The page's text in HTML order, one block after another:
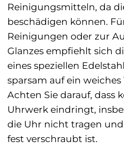
Reinigungsmitteln, da
beschädigen können.
Reinigungen oder zur
Glanzes empfiehlt sich
eines speziellen
sparsam auf ein
Achten Sie darauf, dass
Uhrwerk eindringt,
die Uhr nicht tragen
fest verschraubt ist.